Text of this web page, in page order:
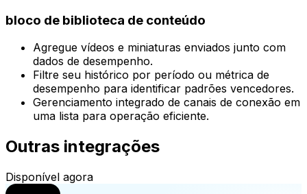
bloco de biblioteca de conteúdo
Agregue vídeos e miniaturas enviados junto com
dados de desempenho.
Filtre seu histórico por período ou métrica de
desempenho para identificar padrões vencedores.
Gerenciamento integrado de canais de conexão em
uma lista para operação eficiente.
Outras integrações
Disponível agora